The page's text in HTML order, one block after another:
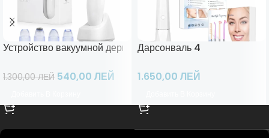
Устройство вакуумной дермабразии
1.300,00ЛЕЙ 540,00 ЛЕЙ
Дарсонваль 4
1.650,00 ЛЕЙ